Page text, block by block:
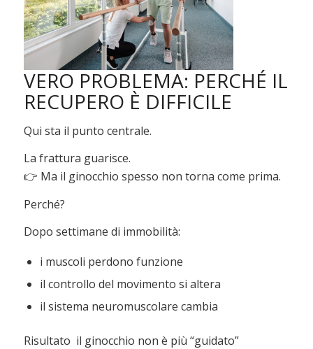
VERO PROBLEMA: PERCHÉ IL
RECUPERO È DIFFICILE
Qui sta il punto centrale.
La frattura guarisce.
👉 Ma il ginocchio spesso non torna come prima.
Perché?
Dopo settimane di immobilità:
i muscoli perdono funzione
il controllo del movimento si altera
il sistema neuromuscolare cambia
Risultato il ginocchio non è più “guidato”